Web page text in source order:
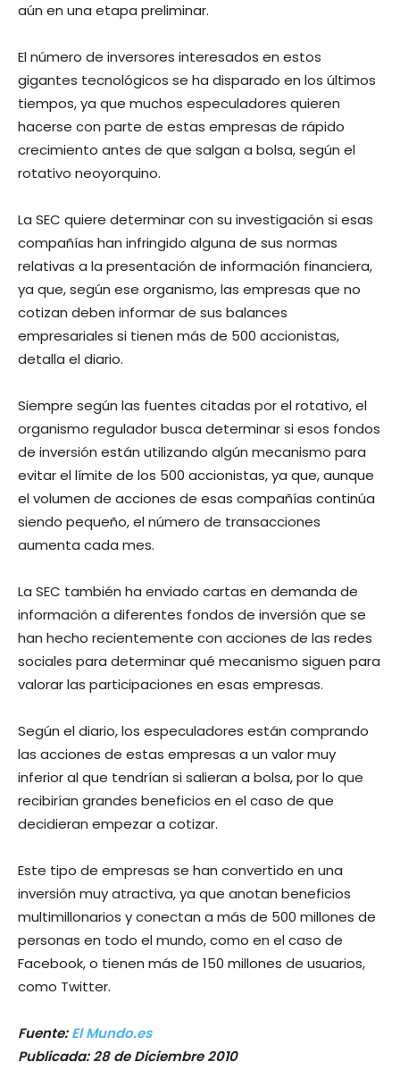
aún en una etapa preliminar.
El número de inversores interesados en estos
gigantes tecnológicos se ha disparado en los últimos
tiempos, ya que muchos especuladores quieren
hacerse con parte de estas empresas de rápido
crecimiento antes de que salgan a bolsa, según el
rotativo neoyorquino.
La SEC quiere determinar con su investigación si esas
compañías han infringido alguna de sus normas
relativas a la presentación de información financiera,
ya que, según ese organismo, las empresas que no
cotizan deben informar de sus balances
empresariales si tienen más de 500 accionistas,
detalla el diario.
Siempre según las fuentes citadas por el rotativo, el
organismo regulador busca determinar si esos fondos
de inversión están utilizando algún mecanismo para
evitar el límite de los 500 accionistas, ya que, aunque
el volumen de acciones de esas compañías continúa
siendo pequeño, el número de transacciones
aumenta cada mes.
La SEC también ha enviado cartas en demanda de
información a diferentes fondos de inversión que se
han hecho recientemente con acciones de las redes
sociales para determinar qué mecanismo siguen para
valorar las participaciones en esas empresas.
Según el diario, los especuladores están comprando
las acciones de estas empresas a un valor muy
inferior al que tendrían si salieran a bolsa, por lo que
recibirían grandes beneficios en el caso de que
decidieran empezar a cotizar.
Este tipo de empresas se han convertido en una
inversión muy atractiva, ya que anotan beneficios
multimillonarios y conectan a más de 500 millones de
personas en todo el mundo, como en el caso de
Facebook, o tienen más de 150 millones de usuarios,
como Twitter.
Fuente:El Mundo.es
Publicada: 28 de Diciembre 2010